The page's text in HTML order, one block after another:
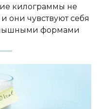
килограммы не
они чувствуют себя
пышными формами